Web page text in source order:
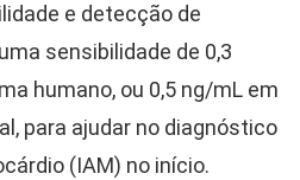
e detecção de
sensibilidade de 0,3
humano, ou 0,5 ng/mL em
para ajudar no diagnóstico
(IAM) no início.